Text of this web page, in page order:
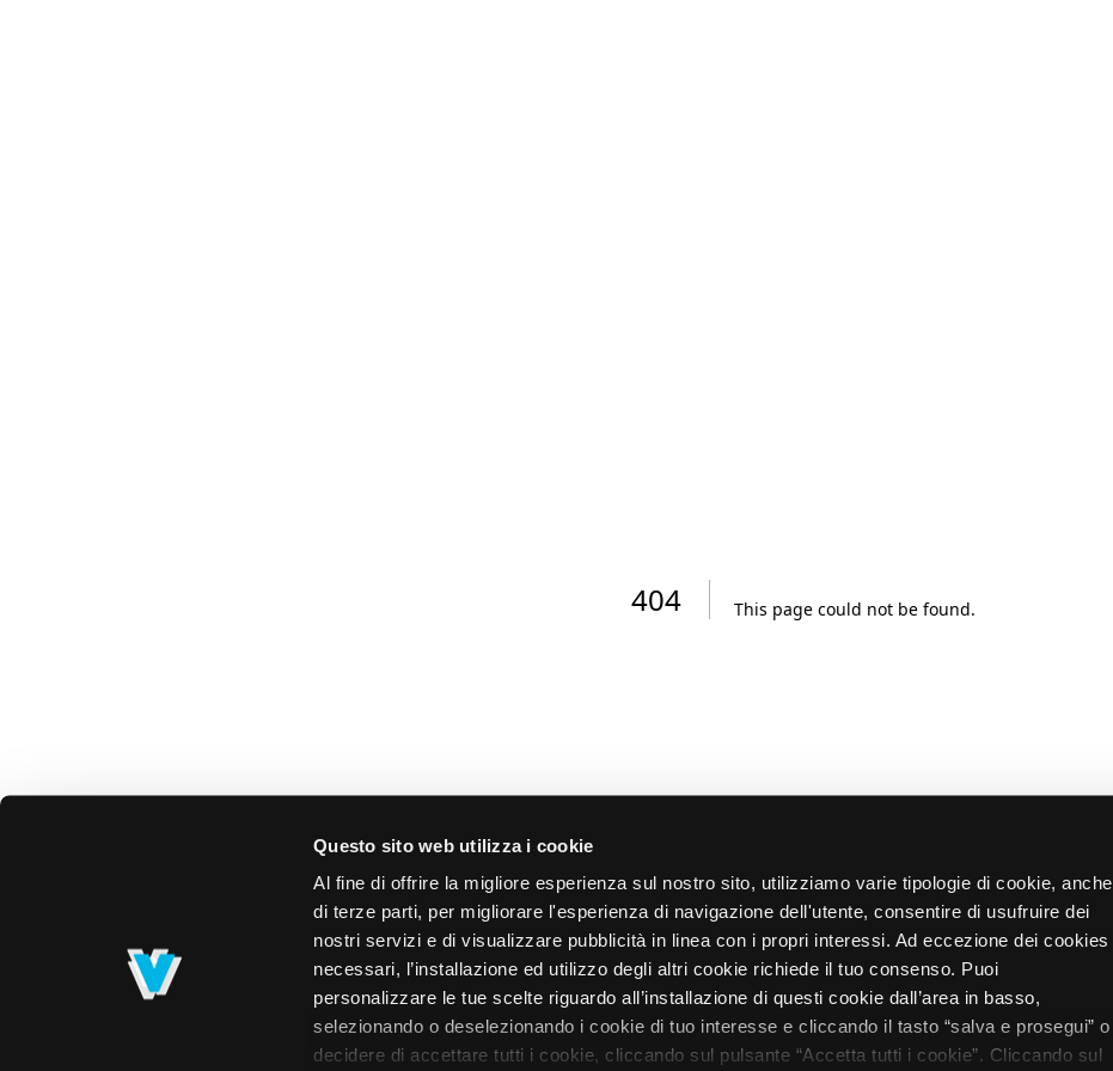
Questo sito web utilizza i cookie
Al fine di offrire la migliore esperienza sul nostro sito, utilizziamo varie tipologie di cookie, anche
di terze parti, per migliorare l'esperienza di navigazione dell'utente, consentire di usufruire dei
nostri servizi e di visualizzare pubblicità in linea con i propri interessi. Ad eccezione dei cookies
necessari, l’installazione ed utilizzo degli altri cookie richiede il tuo consenso. Puoi
personalizzare le tue scelte riguardo all’installazione di questi cookie dall’area in basso,
selezionando o deselezionando i cookie di tuo interesse e cliccando il tasto “salva e prosegui” o
decidere di accettare tutti i cookie, cliccando sul pulsante “Accetta tutti i cookie”. Cliccando sul
404 This page could not be found.